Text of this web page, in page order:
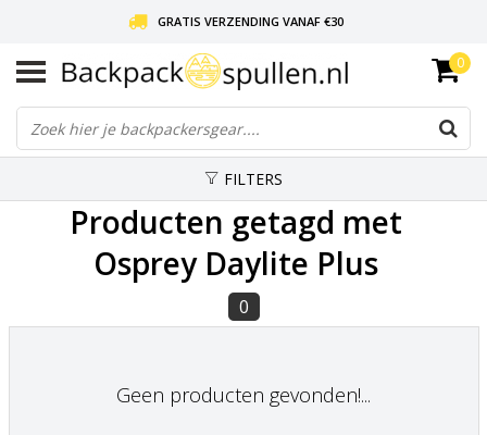
GRATIS VERZENDING VANAF €30
LIEFDE VOOR BACKPACKEN!
30 DAGEN GRATIS RETOUR
0
FILTERS
Producten getagd met
Osprey Daylite Plus
0
Geen producten gevonden!...